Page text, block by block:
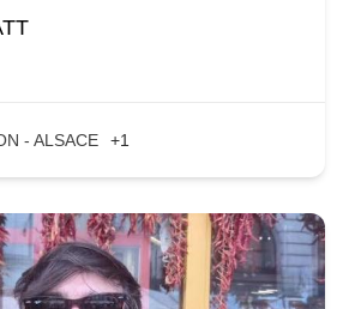
- ALSACE +1